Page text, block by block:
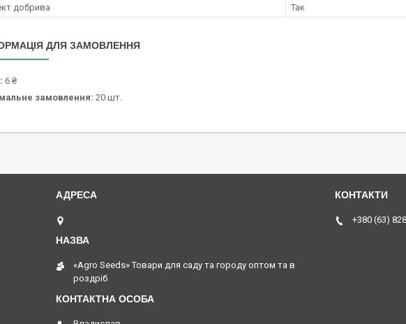
добрива
Так
ДЛЯ ЗАМОВЛЕННЯ
6 ₴
замовлення: 20 шт.
«Agro Seeds» Товари для саду та городу оптом та в
роздріб
+380 (63)